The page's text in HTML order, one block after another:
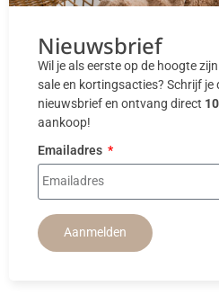
Nieuwsbrief
Wil je als eerste op de hoogte
sale en kortingsacties? Schrijf je
nieuwsbrief en ontvang direct
aankoop!
Emailadres
Aanmelden